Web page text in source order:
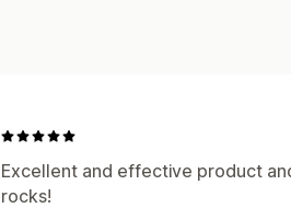
Excellent and effective product
rocks!